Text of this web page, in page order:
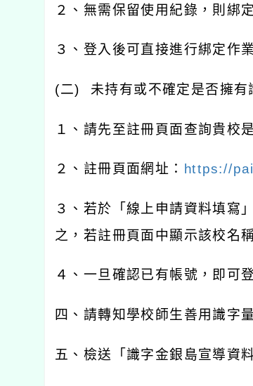
２、無需保留使用紀錄，則綁
３、登入後可直接進行綁定作
(二) 未持有或不確定是否擁有
１、請先至註冊頁面查詢貴校
２、註冊頁面網址： https://
３、若於「線上申請資料填寫
之，若註冊頁面中顯示該校名
４、一旦確認已有帳號，即可
四、請轉知學校師生善用識字
五、檢送「識字金銀島宣導資